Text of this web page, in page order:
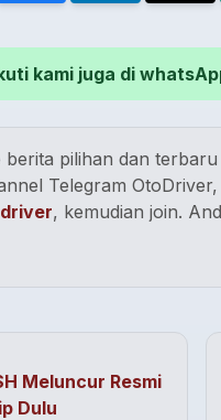
kami juga di
berita pilihan dan
Telegram
, kemudian join.
Meluncur Resmi
Dulu